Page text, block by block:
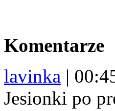
Komentarze
lavinka |
Jesionki po